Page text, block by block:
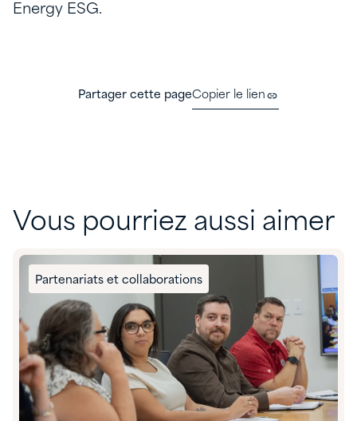
Energy ESG.
Partager cette pageCopier le lien
Vous pourriez aussi aimer
Partenariats et collaborations